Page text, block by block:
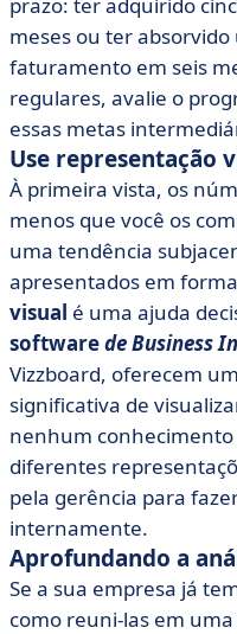
meses ou ter
faturamento em seis
regulares, avalie o
essas metas
Use representação
À primeira vista, os
menos que você os
uma tendência
apresentados em
visual é uma ajuda
softwarede Business
Vizzboard, oferecem
significativa de
nenhum
diferentes
pela gerência para
internamente.
Aprofundando a
Se a sua empresa já
como reuni-las em